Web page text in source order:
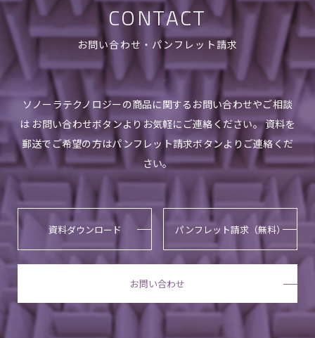
CONTACT
お問い合わせ・パンフレット請求
ソノーラテクノロジーの商品に関するお問い合わせやご相談
は お問い合わせボタンよりお気軽にご連絡ください。 資料を
郵送でご希望の方はパンフレット請求ボタンよりご連絡くだ
さい。
資料ダウンロード パンフレット請求（無料）
お問い合わせ